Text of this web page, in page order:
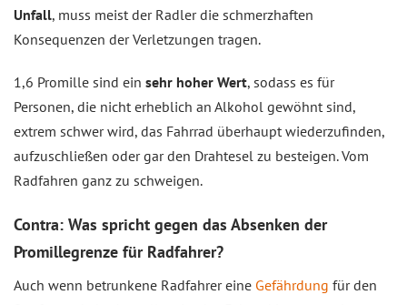
Unfall, muss meist der Radler die schmerzhaften
Konsequenzen der Verletzungen tragen.
1,6 Promille sind ein sehr hoher Wert, sodass es für
Personen, die nicht erheblich an Alkohol gewöhnt sind,
extrem schwer wird, das Fahrrad überhaupt wiederzufinden,
aufzuschließen oder gar den Drahtesel zu besteigen. Vom
Radfahren ganz zu schweigen.
Contra: Was spricht gegen das Absenken der
Promillegrenze für Radfahrer?
Auch wenn betrunkene Radfahrer eine Gefährdung für den